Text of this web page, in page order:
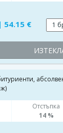
54.15 €
Отстъпка
14 %